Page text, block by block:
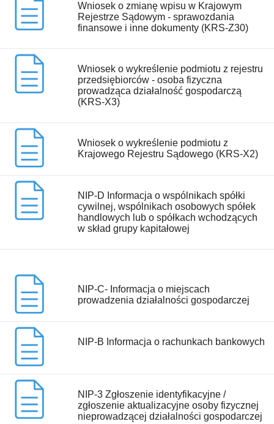
Wniosek o zmianę wpisu w Krajowym
Rejestrze Sądowym - sprawozdania
finansowe i inne dokumenty (KRS-Z30)
Wniosek o wykreślenie podmiotu z rejestru
przedsiębiorców - osoba fizyczna
prowadząca działalność gospodarczą
(KRS-X3)
Wniosek o wykreślenie podmiotu z
Krajowego Rejestru Sądowego (KRS-X2)
NIP-D Informacja o wspólnikach spółki
cywilnej, wspólnikach osobowych spółek
handlowych lub o spółkach wchodzących
w skład grupy kapitałowej
NIP-C- Informacja o miejscach
prowadzenia działalności gospodarczej
NIP-B Informacja o rachunkach bankowych
NIP-3 Zgłoszenie identyfikacyjne /
zgłoszenie aktualizacyjne osoby fizycznej
nieprowadzącej działalności gospodarczej